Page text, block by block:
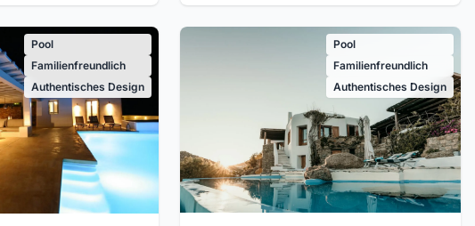
Pool
Familienfreundlich
Authentisches Design
Pool
Familienfreundlich
Authentisches Design